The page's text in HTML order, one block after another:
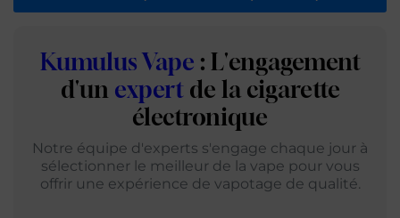
Kumulus Vape : L'engagement
d'un expert de la cigarette
électronique
Notre équipe d'experts s'engage chaque jour à
sélectionner le meilleur de la vape pour vous
offrir une expérience de vapotage de qualité.